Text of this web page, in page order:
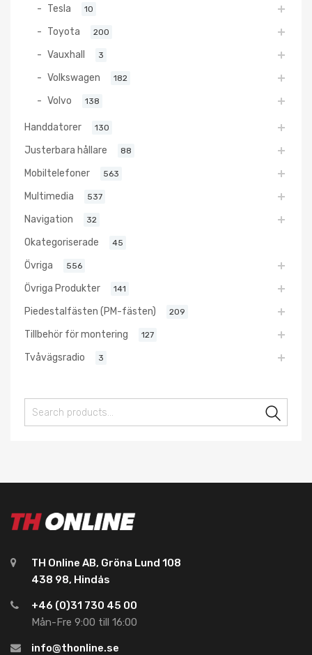
Tesla 10
Toyota 200
Vauxhall 3
Volkswagen 182
Volvo 138
Handdatorer 130
Justerbara hållare 88
Mobiltelefoner 563
Multimedia 537
Navigation 32
Okategoriserade 45
Övriga 556
Övriga Produkter 141
Piedestalfästen (PM-fästen) 209
Tillbehör för montering 127
Tvåvägsradio 3
TH Online AB, Gröna Lund 108
438 98, Hindås
+46 (0)31 730 45 00
Mån-Fre 9:00 till 16:00
info@thonline.se